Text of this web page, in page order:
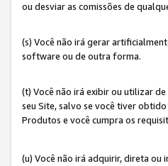
ou desviar as comissões de
(s) Você não irá gerar
software ou de outra forma.
(t) Você não irá exibir ou utilizar
seu Site, salvo se você tiver
Produtos e você cumpra os
(u) Você não irá adquirir, direta ou